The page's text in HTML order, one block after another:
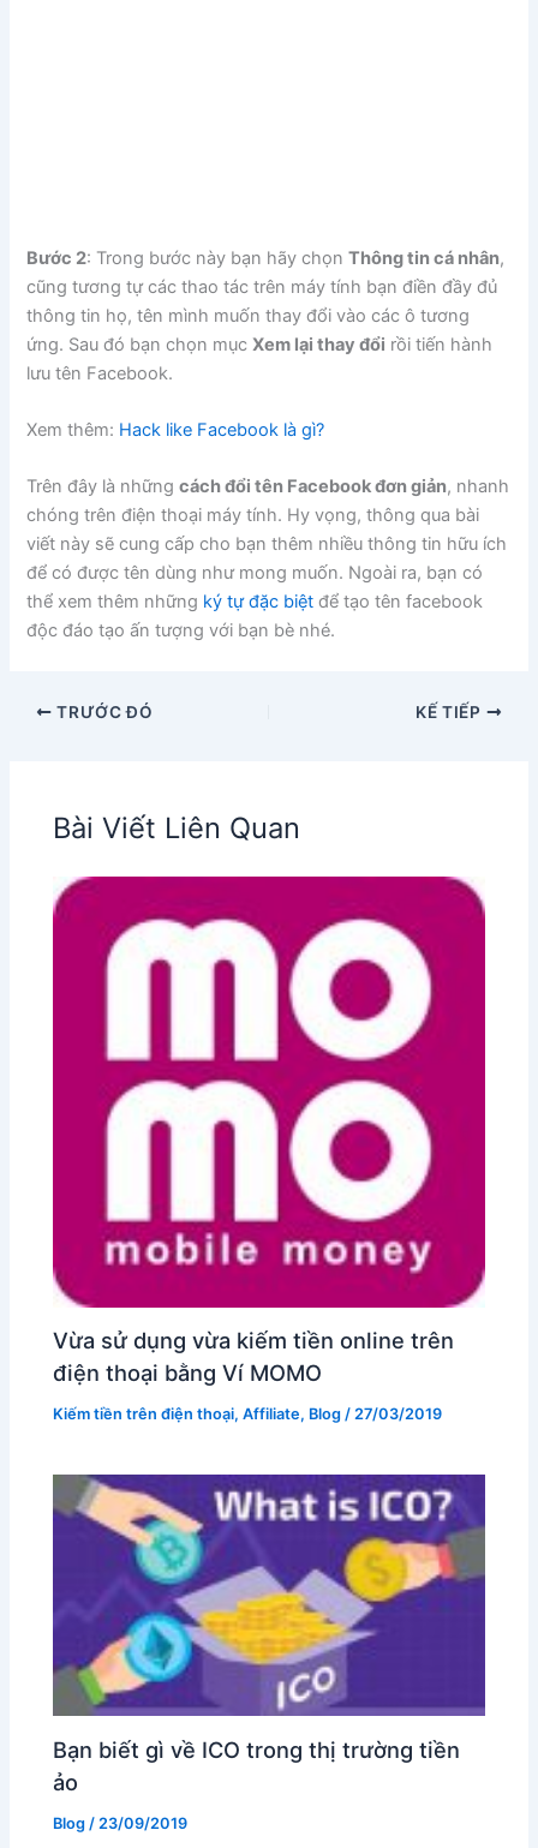
Bước 2: Trong bước này bạn hãy chọnThông tin cá nhân,
cũng tương tự các thao tác trên máy tính bạn điền đầy đủ
thông tin họ, tên mình muốn thay đổi vào các ô tương
ứng. Sau đó bạn chọn mụcXem lại thay đổi rồi tiến hành
lưu tên Facebook.
Xem thêm: Hack like Facebook là gì?
Trên đây là nhữngcách đổi tên Facebook đơn giản, nhanh
chóng trên điện thoại máy tính. Hy vọng, thông qua bài
viết này sẽ cung cấp cho bạn thêm nhiều thông tin hữu ích
để có được tên dùng như mong muốn. Ngoài ra, bạn có
thể xem thêm những ký tự đặc biệt để tạo tên facebook
độc đáo tạo ấn tượng với bạn bè nhé.
TRƯỚC ĐÓ KẾ TIẾP
Bài Viết Liên Quan
Vừa sử dụng vừa kiếm tiền online trên
điện thoại bằng Ví MOMO
Kiếm tiền trên điện thoại,Affiliate, Blog /27/03/2019
Bạn biết gì về ICO trong thị trường tiền
ảo
Blog / 23/09/2019